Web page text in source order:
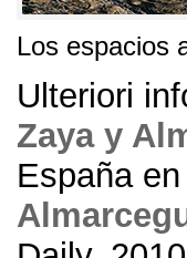
Los espacios
Ulteriori
Zaya y
España